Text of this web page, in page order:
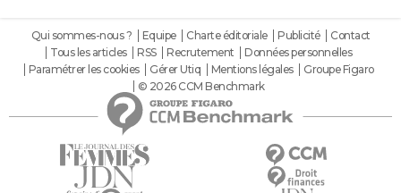
Qui sommes-nous ? Equipe Charte éditoriale Publicité
Contact
Tous les articles
RSS Recrutement
Données personnelles
Paramétrer les cookies
Gérer Utiq Mentions légales
Groupe Figaro
© 2026 CCM Benchmark